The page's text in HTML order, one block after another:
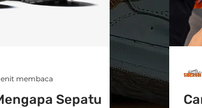
Sepatu
membaca